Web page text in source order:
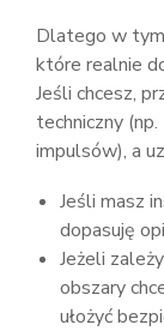
Dlatego w tym
które realnie
Jeśli chcesz,
techniczny
impulsów), a
Jeśli masz
dopasuję
Jeżeli
obszary
ułożyć